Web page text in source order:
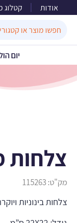
אודות קטלוג
for:
יום
צלחות
מק"ט:115263
צלחות בינוניות